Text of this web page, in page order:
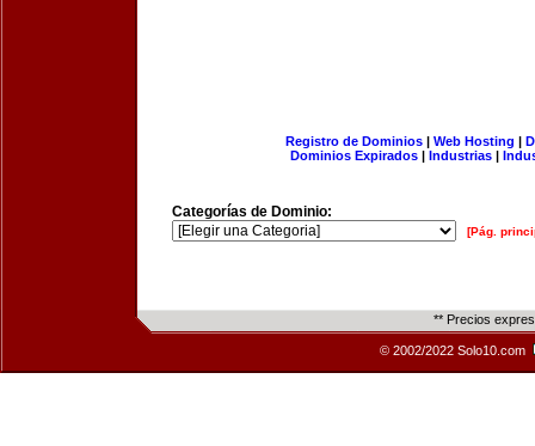
Registro de Dominios| Web Hosting |
Dominios Expirados | Industrias |
Categorías de Dominio:
[Pág.
** Precios
© 2002/2022 Solo10.com